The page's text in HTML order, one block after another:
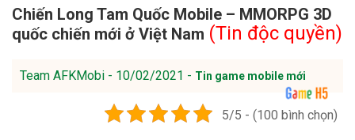
Chiến Long Tam Quốc Mobile – MMORPG 3D
quốc chiến mới ở Việt Nam (Tin độc quyền)
Team AFKMobi - 10/02/2021 - Tin game mobile mới
5/5 - (100 bình chọn)